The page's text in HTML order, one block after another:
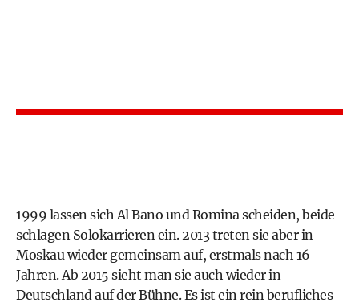
1999 lassen sich Al Bano und Romina scheiden, beide
schlagen Solokarrieren ein. 2013 treten sie aber in
Moskau wieder gemeinsam auf, erstmals nach 16
Jahren. Ab 2015 sieht man sie auch wieder in
Deutschland auf der Bühne. Es ist ein rein berufliches